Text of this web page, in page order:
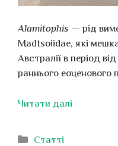
Alamitophis — рід
Madtsoiidae, які
Австралії в період
раннього еоценового
Читати далі
Категорії
Статті